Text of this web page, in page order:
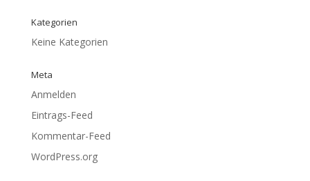
Kategorien
Keine Kategorien
Meta
Anmelden
Eintrags-Feed
Kommentar-Feed
WordPress.org